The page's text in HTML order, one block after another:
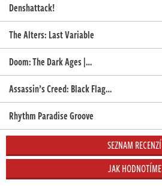
Denshattack!
The Alters: Last Variable
Doom: The Dark Ages |…
Assassin’s Creed: Black Flag…
Rhythm Paradise Groove
SEZNAM RECENZÍ
JAK HODNOTÍME